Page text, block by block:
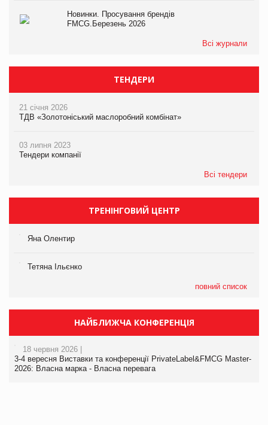
Новинки. Просування брендів
FMCG.Березень 2026
Всі журнали
ТЕНДЕРИ
21 січня 2026
ТДВ «Золотоніський маслоробний комбінат»
03 липня 2023
Тендери компанії
Всі тендери
ТРЕНІНГОВИЙ ЦЕНТР
Яна Олентир
Тетяна Ільєнко
повний список
НАЙБЛИЖЧА КОНФЕРЕНЦІЯ
18 червня 2026 |
3-4 вересня Виставки та конференції PrivateLabel&FMCG Master-
2026: Власна марка - Власна перевага